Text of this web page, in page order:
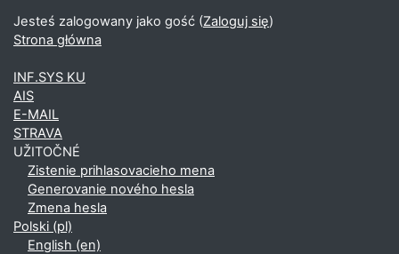
Jesteś zalogowany jako gość (Zaloguj się)
Strona główna
INF.SYS KU
AIS
E-MAIL
STRAVA
UŽITOČNÉ
Zistenie prihlasovacieho mena
Generovanie nového hesla
Zmena hesla
Polski ‎(pl)‎
English ‎(en)‎